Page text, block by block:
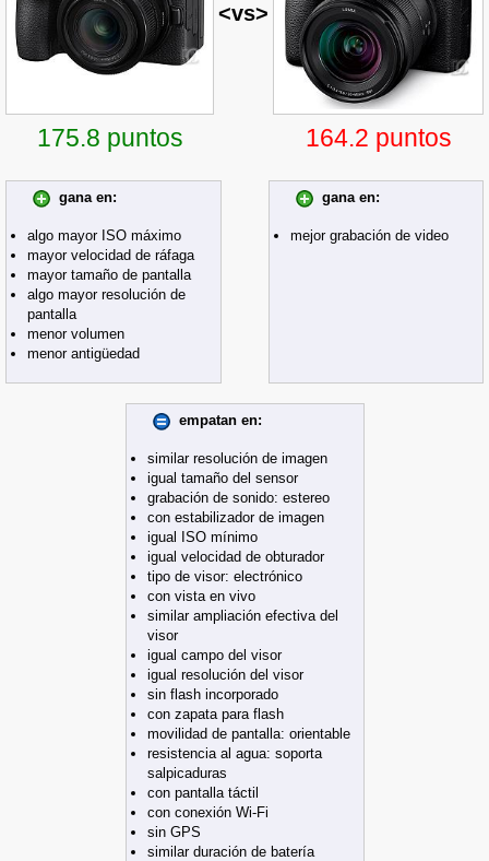
<vs>
175.8 puntos 164.2 puntos
gana en:
algo mayor ISO máximo
mayor velocidad de ráfaga
mayor tamaño de pantalla
algo mayor resolución de
pantalla
menor volumen
menor antigüedad
gana en:
mejor grabación de video
empatan en:
similar resolución de imagen
igual tamaño del sensor
grabación de sonido: estereo
con estabilizador de imagen
igual ISO mínimo
igual velocidad de obturador
tipo de visor: electrónico
con vista en vivo
similar ampliación efectiva del
visor
igual campo del visor
igual resolución del visor
sin flash incorporado
con zapata para flash
movilidad de pantalla: orientable
resistencia al agua: soporta
salpicaduras
con pantalla táctil
con conexión Wi-Fi
sin GPS
similar duración de batería